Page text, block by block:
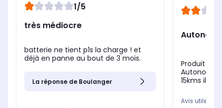
1/5
très médiocre
batterie ne tient p1s la charge ! et
déjà en panne au bout de 3 mois.
La réponse de Boulanger
Produit de
Autonomie
15kms il
Avis utile ?